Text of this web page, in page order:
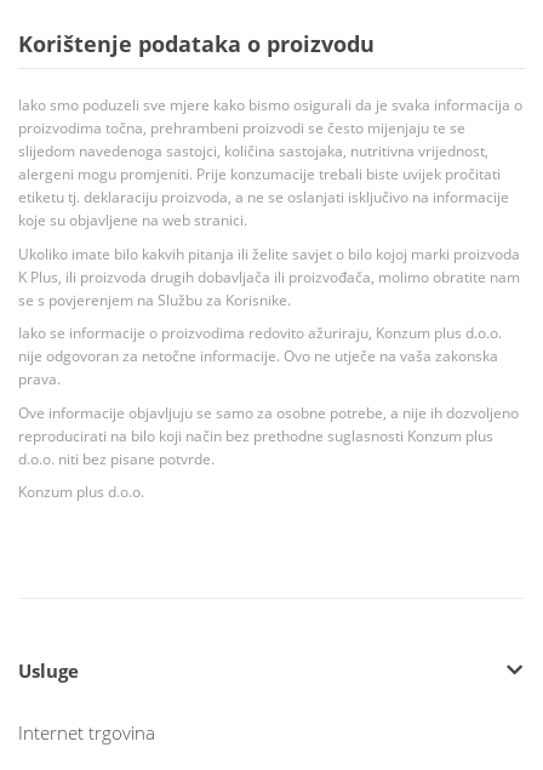
Korištenje podataka o proizvodu
Iako smo poduzeli sve mjere kako bismo osigurali da je svaka informacija o
proizvodima točna, prehrambeni proizvodi se često mijenjaju te se
slijedom navedenoga sastojci, količina sastojaka, nutritivna vrijednost,
alergeni mogu promjeniti. Prije konzumacije trebali biste uvijek pročitati
etiketu tj. deklaraciju proizvoda, a ne se oslanjati isključivo na informacije
koje su objavljene na web stranici.
Ukoliko imate bilo kakvih pitanja ili želite savjet o bilo kojoj marki proizvoda
K Plus, ili proizvoda drugih dobavljača ili proizvođača, molimo obratite nam
se s povjerenjem na Službu za Korisnike.
Iako se informacije o proizvodima redovito ažuriraju, Konzum plus d.o.o.
nije odgovoran za netočne informacije. Ovo ne utječe na vaša zakonska
prava.
Ove informacije objavljuju se samo za osobne potrebe, a nije ih dozvoljeno
reproducirati na bilo koji način bez prethodne suglasnosti Konzum plus
d.o.o. niti bez pisane potvrde.
Konzum plus d.o.o.
Usluge
Internet trgovina